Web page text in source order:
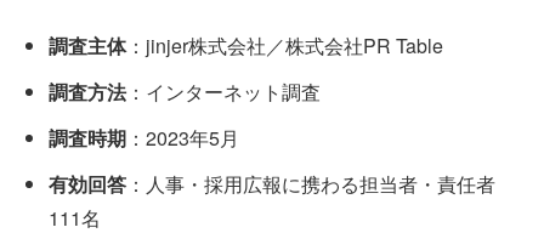
調査主体：jinjer株式会社／株式会社PR Table
調査方法：インターネット調査
調査時期 ：2023年5月
有効回答 ：人事・採用広報に携わる担当者・責任者
111名